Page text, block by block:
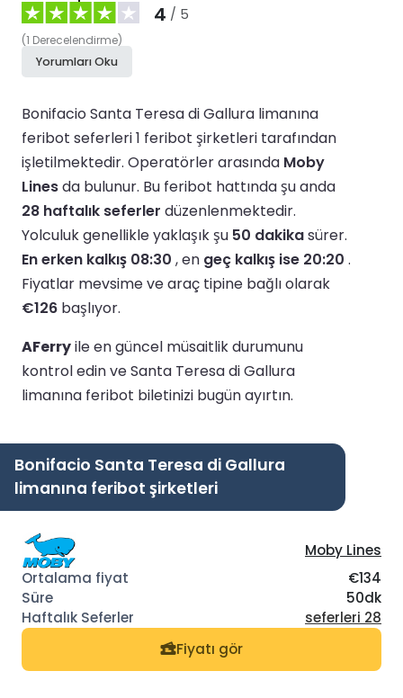
4 / 5
(1 Derecelendirme)
Yorumları Oku
Bonifacio Santa Teresa di Gallura limanına
feribot seferleri 1 feribot şirketleri tarafından
işletilmektedir. Operatörler arasında Moby
Linesda bulunur. Bu feribot hattında şu anda
28 haftalık seferler düzenlenmektedir.
Yolculuk genellikle yaklaşık şu 50 dakikasürer.
En erken kalkış 08:30 , en geç kalkış ise 20:20 .
Fiyatlar mevsime ve araç tipine bağlı olarak
€126 başlıyor.
AFerryile en güncel müsaitlik durumunu
kontrol edin ve Santa Teresa di Gallura
limanına feribot biletinizi bugün ayırtın.
Bonifacio Santa Teresa di Gallura
limanına feribot şirketleri
Moby Lines
€134
50dk
seferleri 28
Fiyatı gör